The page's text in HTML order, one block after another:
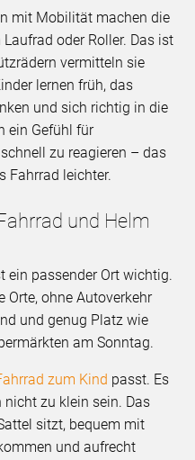
mit Mobilität machen die
oder Roller. Das ist
vermitteln sie
lernen früh, das
und sich richtig in die
ein Gefühl für
zu reagieren – das
Fahrrad leichter.
und Helm
ein passender Ort wichtig.
Orte, ohne Autoverkehr
und genug Platz wie
am Sonntag.
zum Kind passt. Es
zu klein sein. Das
sitzt, bequem mit
und aufrecht